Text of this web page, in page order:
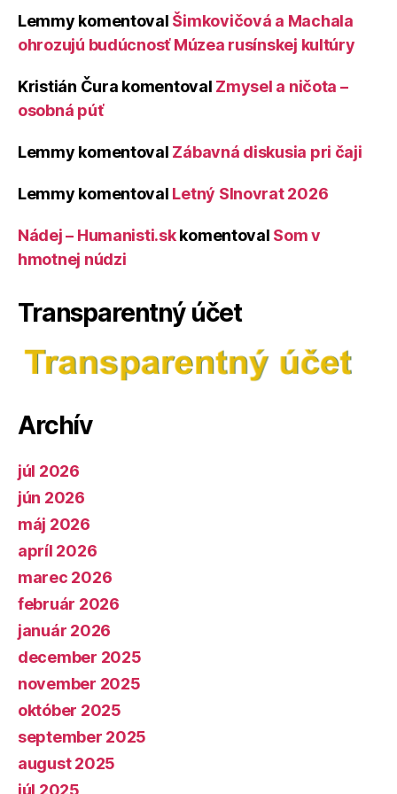
Lemmy komentoval Šimkovičová a Machala
ohrozujú budúcnosť Múzea rusínskej kultúry
Kristián Čura komentoval Zmysel a ničota –
osobná púť
Lemmy komentoval Zábavná diskusia pri čaji
Lemmy komentoval Letný Slnovrat 2026
Nádej – Humanisti.skkomentoval Som v
hmotnej núdzi
Transparentný účet
Archív
júl 2026
jún 2026
máj 2026
apríl 2026
marec 2026
február 2026
január 2026
december 2025
november 2025
október 2025
september 2025
august 2025
júl 2025